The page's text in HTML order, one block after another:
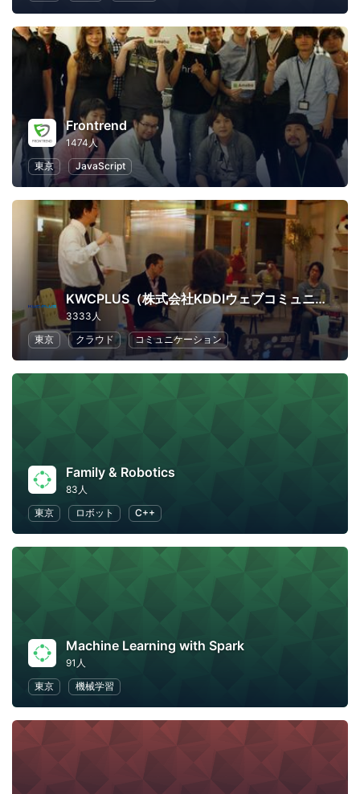
Frontrend
1474人
東京
JavaScript
KWCPLUS（株式会社KDDIウェブコミュニケーションズ）
3333人
東京
クラウド コミュニケーション
Family & Robotics
83人
東京
ロボット C++
Machine Learning with Spark
91人
東京
機械学習